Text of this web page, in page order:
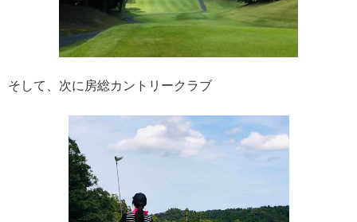
そして、次に房総カントリークラブ